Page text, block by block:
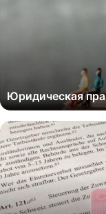
Юридическая